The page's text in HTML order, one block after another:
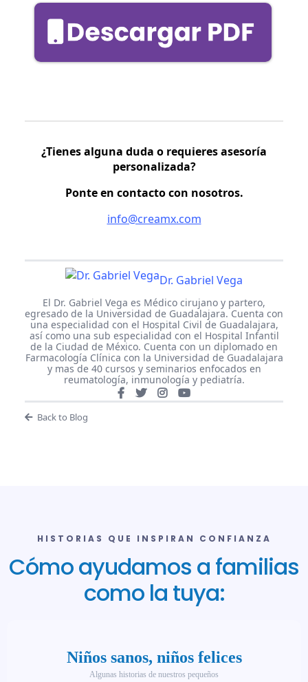
¿Tienes alguna duda o requieres asesoría
personalizada?
Ponte en contacto con nosotros.
info@creamx.com
Dr. Gabriel Vega
El Dr. Gabriel Vega es Médico cirujano y partero,
egresado de la Universidad de Guadalajara. Cuenta con
una especialidad con el Hospital Civil de Guadalajara,
así como una sub especialidad con el Hospital Infantil
de la Ciudad de México. Cuenta con un diplomado en
Farmacología Clínica con la Universidad de Guadalajara
y mas de 40 cursos y seminarios enfocados en
reumatología, inmunología y pediatría.
Back to Blog
HISTORIAS QUE INSPIRAN CONFIANZA
Cómo ayudamos a familias
como la tuya: